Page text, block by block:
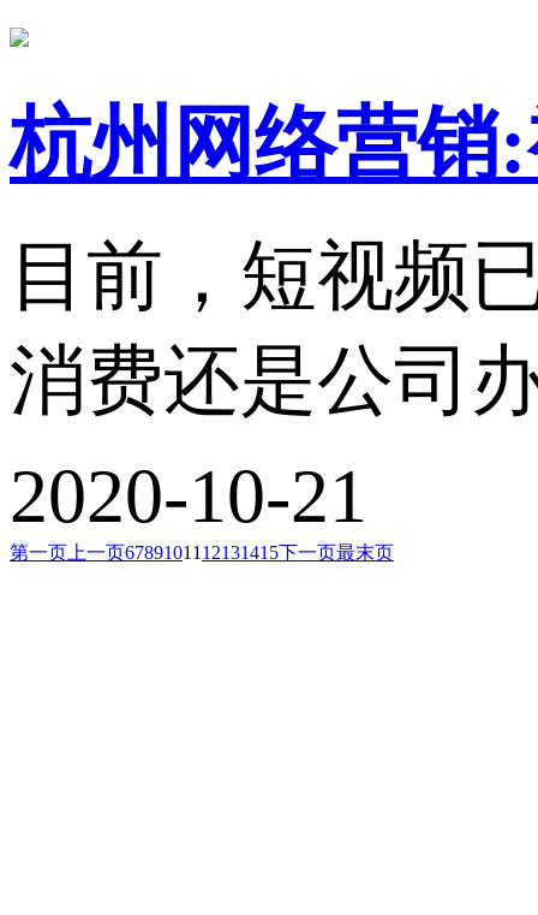
杭州网络营销
目前，短视频
消费还是公司
2020-10-21
第一页 上一页67891011 12131415下一页最末页